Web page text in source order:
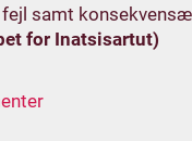
samt
for Inatsisartut)